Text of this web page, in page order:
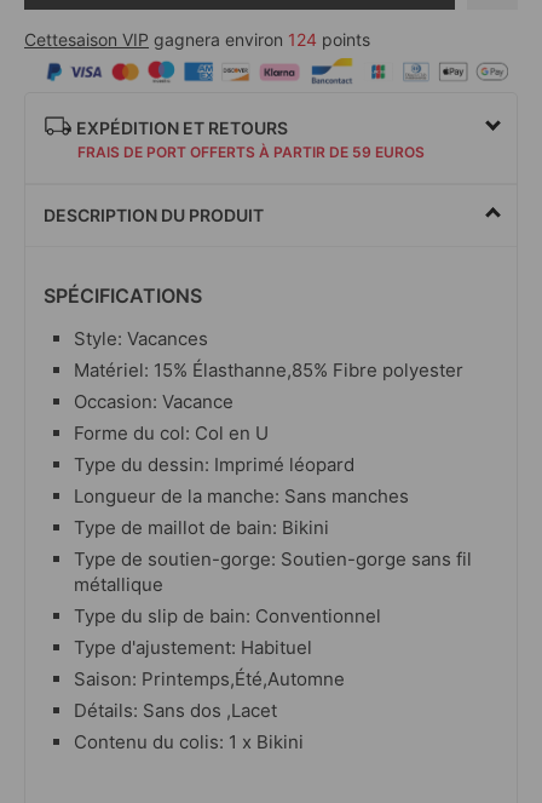
Cettesaison VIP gagnera environ 124 points
EXPÉDITION ET RETOURS
FRAIS DE PORT OFFERTS À PARTIR DE 59 EUROS
DESCRIPTION DU PRODUIT
SPÉCIFICATIONS
Style: Vacances
Matériel: 15% Élasthanne,85% Fibre polyester
Occasion: Vacance
Forme du col: Col en U
Type du dessin: Imprimé léopard
Longueur de la manche: Sans manches
Type de maillot de bain: Bikini
Type de soutien-gorge: Soutien-gorge sans fil
métallique
Type du slip de bain: Conventionnel
Type d'ajustement: Habituel
Saison: Printemps,Été,Automne
Détails: Sans dos ,Lacet
Contenu du colis: 1 x Bikini